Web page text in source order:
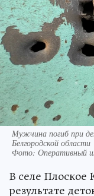
Мужчина погиб при
Белгородской области
Фото: Оперативный
В селе Плоское
результате